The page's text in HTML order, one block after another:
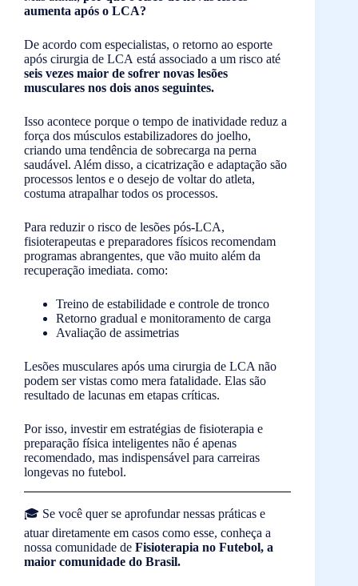
aumenta após o LCA?
De acordo com especialistas, o retorno ao esporte
após cirurgia de LCA está associado a um risco até
seis vezes maior de sofrer novas lesões
musculares nos dois anos seguintes.
Isso acontece porque o tempo de inatividade reduz a
força dos músculos estabilizadores do joelho,
criando uma tendência de sobrecarga na perna
saudável. Além disso, a cicatrização e adaptação são
processos lentos e o desejo de voltar do atleta,
costuma atrapalhar todos os processos.
Para reduzir o risco de lesões pós-LCA,
fisioterapeutas e preparadores físicos recomendam
programas abrangentes, que vão muito além da
recuperação imediata. como:
Treino de estabilidade e controle de tronco
Retorno gradual e monitoramento de carga
Avaliação de assimetrias
Lesões musculares após uma cirurgia de LCA não
podem ser vistas como mera fatalidade. Elas são
resultado de lacunas em etapas críticas.
Por isso, investir em estratégias de fisioterapia e
preparação física inteligentes não é apenas
recomendado, mas indispensável para carreiras
longevas no futebol.
🎓 Se você quer se aprofundar nessas práticas e
atuar diretamente em casos como esse, conheça a
nossa comunidade de Fisioterapia no Futebol, a
maior comunidade do Brasil.